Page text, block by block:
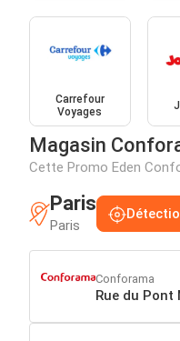
Carrefour
Voyages
Magasin
Cette Promo Eden
Paris
Paris
Conforama
Rue du Pont